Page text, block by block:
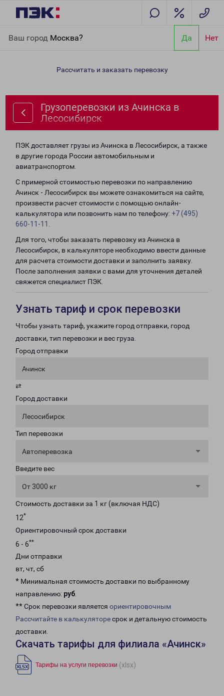
Ваш город Москва? Да Нет
Лесосибирск
Рассчитать и заказать перевозку
Грузоперевозки из Ачинска в
Лесосибирск
ПЭК доставляет грузы из Ачинска в Лесосибирск, а также
в другие города России автомобильным и
авиатранспортом.
С примерной стоимостью перевозки по направлению
Ачинск - Лесосибирск вы можете ознакомиться на сайте,
произвести расчет стоимости с помощью онлайн-
калькулятора или позвонить нам по телефону: +7 (495)
660-11-11
Для того, чтобы заказать перевозку из Ачинска в
Лесосибирск, в калькуляторе необходимо ввести данные
для расчета стоимости доставки и заполнить заявку.
После заполнения заявки с вами для уточнения деталей
свяжется специалист ПЭК.
Узнать тариф и срок перевозки
Чтобы узнать тариф, укажите город отправки, город
доставки, тип перевозки и вес груза.
Город отправки
Ачинск
⇄
Город доставки
Лесосибирск
Тип перевозки
Автоперевозка
Введите вес
От 3000 кг
Стоимость доставки за 1 кг (включая НДС)
12*
Ориентировочный срок доставки
6 - 6**
Дни отправки
вт, чт, сб
* Минимальная стоимость доставки по выбранному
направлению: руб.
** Срок перевозки является ориентировочным
Рассчитайте в калькуляторесрок и детальную стоимость
доставки.
Скачать тарифы для филиала «Ачинск»
Тарифы на услуги перевозки (xlsx)